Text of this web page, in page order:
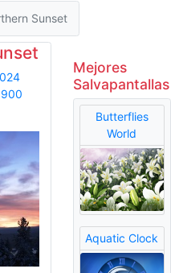
Sunset
Mejores
Salvapantallas
Butterflies
World
Aquatic Clock